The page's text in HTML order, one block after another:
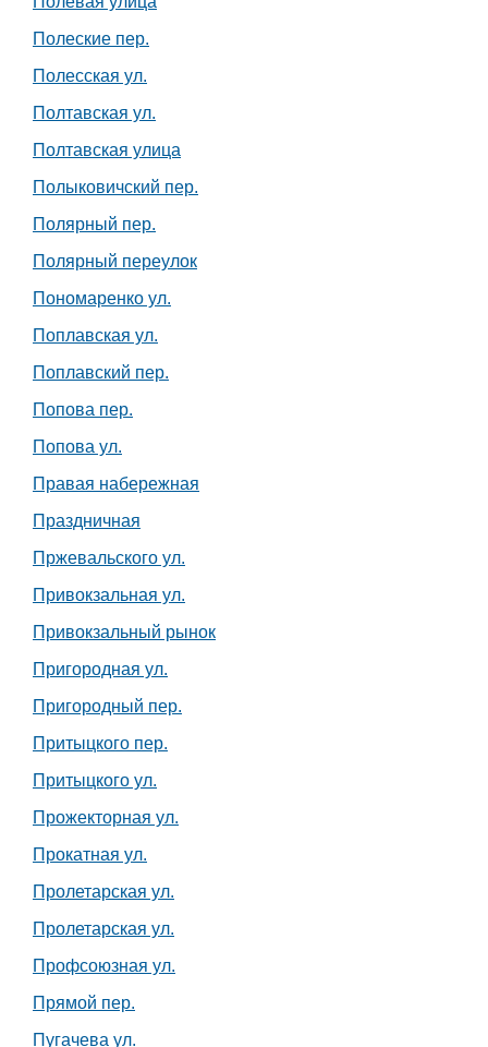
Полеские пер.
Полесская ул.
Полтавская ул.
Полтавская улица
Полыковичский пер.
Полярный пер.
Полярный переулок
Пономаренко ул.
Поплавская ул.
Поплавский пер.
Попова пер.
Попова ул.
Правая набережная
Праздничная
Пржевальского ул.
Привокзальная ул.
Привокзальный рынок
Пригородная ул.
Пригородный пер.
Притыцкого пер.
Притыцкого ул.
Прожекторная ул.
Прокатная ул.
Пролетарская ул.
Пролетарская ул.
Профсоюзная ул.
Прямой пер.
Пугачева ул.